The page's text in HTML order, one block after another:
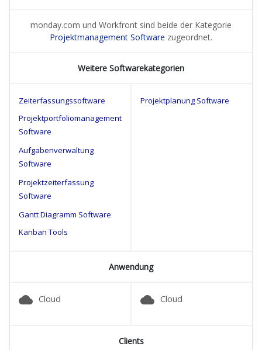
monday.com und Workfront sind beide der Kategorie
Projektmanagement Software zugeordnet.
Weitere Softwarekategorien
Zeiterfassungssoftware
Projektportfoliomanagement
Software
Aufgabenverwaltung
Software
Projektzeiterfassung
Software
Gantt Diagramm Software
Kanban Tools
Projektplanung Software
Anwendung
cloud Cloud cloud Cloud
Clients